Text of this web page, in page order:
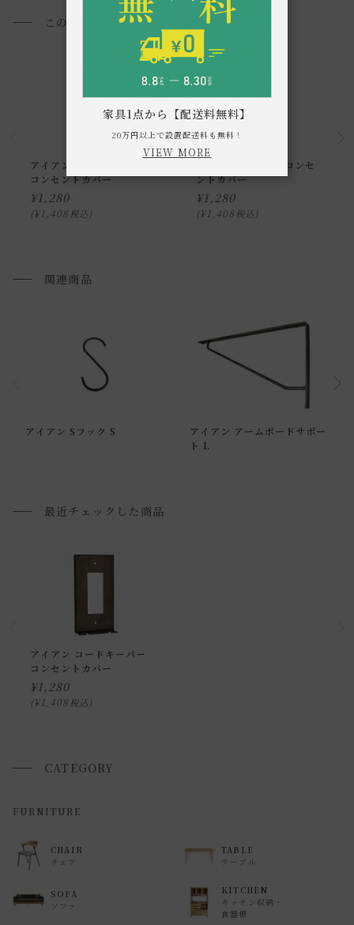
通常配送について
ご確認下さい。
小型商品の日時・時間指定について
お届け時間帯(大型以外) は、
申し訳ございませんが、具体的な時間帯指定をしての出荷は
指定ではなく希望と言う形でお荷物に記載する事はできます
返品等の詳細は「
・付属ネジを含め小さなお子様の手の届かない所に保管し、
誤って飲み込まないようご注意ください。
このアイテムを見た方におすすめ
アイアン モバイルステイ
コンセントカバー
¥1,280
¥1,408 税込
アイアン プレーン コンセ
ントカバー
¥1,280
¥1,408 税込
関連商品
アイアン Sフック S
アイアン アームボードサポー
ト L
最近チェックした商品
アイアン コードキーパー
コンセントカバー
¥1,280
¥1,408 税込
CATEGORY
FURNITURE
CHAIR
チェア
TABLE
テーブル
SOFA
ソファ
KITCHEN
キッチン収納・
食器棚
家具1点から【配送料無料】
20万円以上で設置配送料も無料！
VIEW MORE